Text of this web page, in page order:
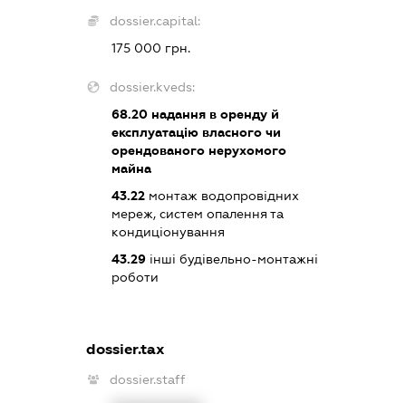
dossier.capital:
175 000 грн.
dossier.kveds:
68.20надання в оренду й
експлуатацію власного чи
орендованого нерухомого
майна
43.22монтаж водопровідних
мереж, систем опалення та
кондиціонування
43.29інші будівельно-монтажні
роботи
dossier.tax
dossier.staff